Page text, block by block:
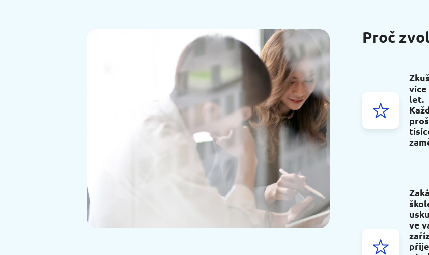
Proč
více
let.
ve